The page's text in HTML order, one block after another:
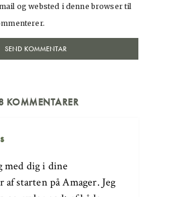
og websted i denne browser til
KOMMENTARER
med dig i dine
af starten på Amager. Jeg